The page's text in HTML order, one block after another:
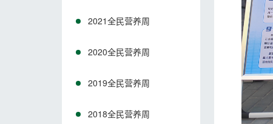
2021全民营养周
2020全民营养周
2019全民营养周
2018全民营养周